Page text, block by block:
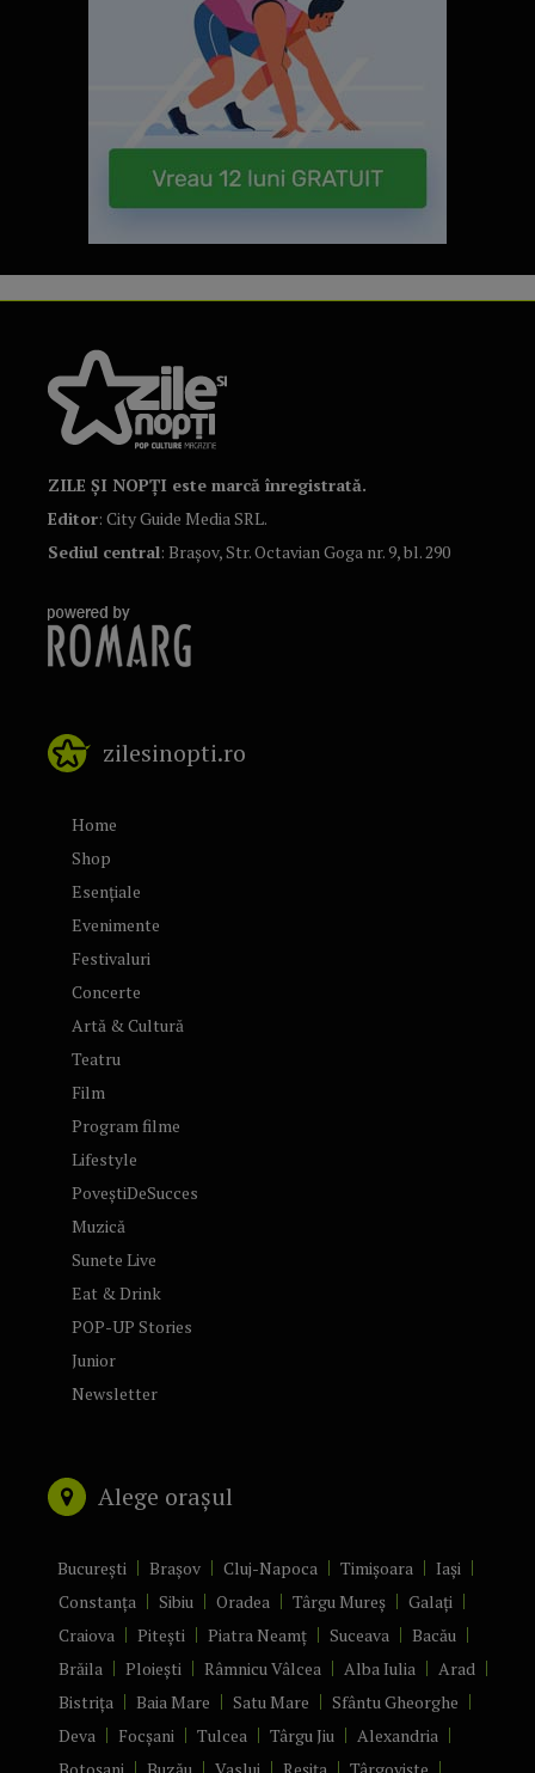
ZILE ȘI NOPȚI este marcă înregistrată.
Editor: City Guide Media SRL.
Sediul central: Brașov, Str. Octavian Goga nr. 9, bl. 290
zilesinopti.ro
Home
Shop
Esențiale
Evenimente
Festivaluri
Concerte
Artă & Cultură
Teatru
Film
Program filme
Lifestyle
PoveștiDeSucces
Muzică
Sunete Live
Eat & Drink
POP-UP Stories
Junior
Newsletter
Alege orașul
București Brașov Cluj-Napoca Timișoara
Iași
Constanța
Sibiu Oradea Târgu Mureș
Galați
Craiova
Pitești Piatra Neamț Suceava
Bacău
Brăila
Ploiești Râmnicu Vâlcea Alba Iulia
Arad
Bistrița
Baia Mare Satu Mare
Sfântu Gheorghe
Deva
Focșani Tulcea Târgu Jiu
Alexandria